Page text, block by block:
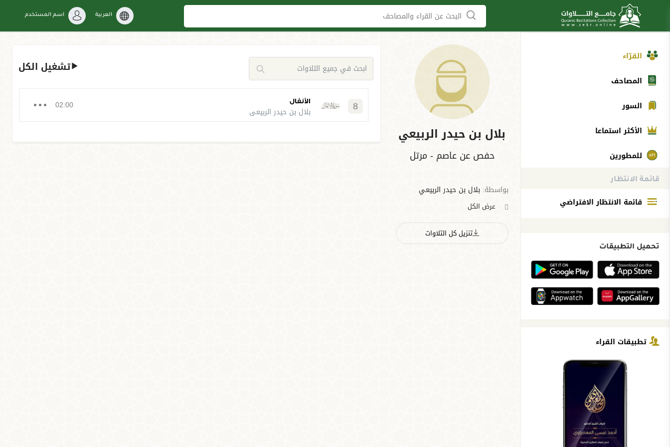
البحث عن القراء والمصاحف العربية اسم المستخدم
القرّاء
المصاحف
السور
الأكثر استماعا
للمطورين
قائمة الانتظار
قائمة الانتظار الافتراضي
تحميل التطبيقات
تطبيقات القراء
بلال بن حيدر الربيعي
حفص عن عاصم - مرتل
بواسطة: بلال بن حيدر الربيعي
عرض الكل
تنزيل كل التلاوات
تشغيل الكل
8 الأنفال
بلال بن حيدر الربيعي
02:00